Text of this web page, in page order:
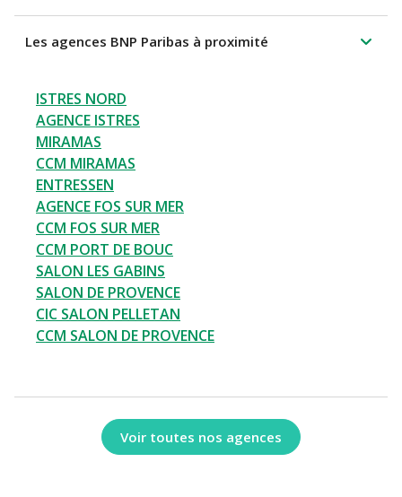
Les agences BNP Paribas à proximité
ISTRES NORD
AGENCE ISTRES
MIRAMAS
CCM MIRAMAS
ENTRESSEN
AGENCE FOS SUR MER
CCM FOS SUR MER
CCM PORT DE BOUC
SALON LES GABINS
SALON DE PROVENCE
CIC SALON PELLETAN
CCM SALON DE PROVENCE
Voir toutes nos agences